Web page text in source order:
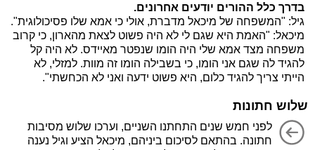
בדרך כלל ההורים יודעים אחרונים.
גיל: "המשפחה של מיכאל מדברת, אולי כי אמא שלו פסיכולוגית".
מיכאל: "האמת היא שגם לי לא היה פשוט לצאת מהארון, כי קרוב
משפחה מצד אמא שלי היה הומו שנפטר מאיידס. לא היה קל
להגיד לה שגם אני הומו, כי בשבילה הומו זה מוות. למזלי, לא
הייתי צריך להגיד כלום, היא פשוט ידעה ואני לא הכחשתי".
שלוש חתונות
לפני חמש שנים התחתנו השניים, וערכו שלוש מסיבות
חתונה. בהתאם לסיכום ביניהם, מיכאל הציע וגיל נענה